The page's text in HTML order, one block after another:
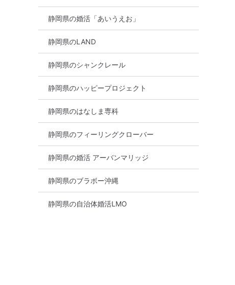
静岡市
静岡県の婚活「あいうえお」
静岡県のLAND
静岡県のシャンクレール
静岡県のハッピープロジェクト
静岡県のはなしま専科
静岡県のフィーリングクローバー
静岡県の婚活 アーバンマリッジ
静岡県のブラボー沖縄
静岡県の自治体婚活LMO